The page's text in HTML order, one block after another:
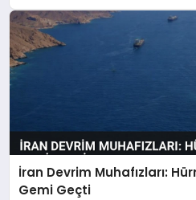
İran Devrim Muhafızları:
Gemi Geçti